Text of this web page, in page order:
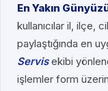
En Yakın
kullanıcılar il, ilçe,
paylaştığında en
Servisekibi
işlemler form